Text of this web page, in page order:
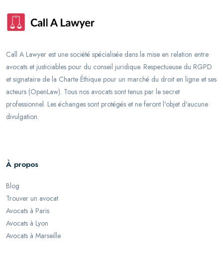
Call A Lawyer est une société spécialisée dans la mise en relation entre
avocats et justiciables pour du conseil juridique. Respectueuse du RGPD
et signataire de la Charte Éthique pour un marché du droit en ligne et ses
acteurs (OpenLaw). Tous nos avocats sont tenus par le secret
professionnel. Les échanges sont protégés et ne feront l'objet d'aucune
divulgation.
À propos
Blog
Trouver un avocat
Avocats à Paris
Avocats à Lyon
Avocats à Marseille